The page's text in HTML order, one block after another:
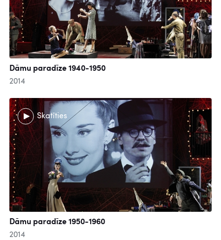
Dāmu paradīze 1940-1950
2014
Skatīties
Dāmu paradīze 1950-1960
2014